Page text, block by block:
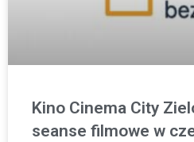
Kino Cinema City
seanse filmowe w